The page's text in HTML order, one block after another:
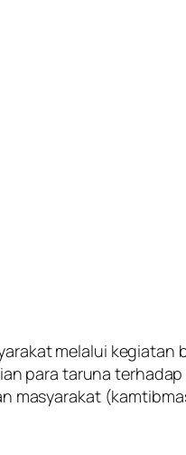
melalui kegiatan
para taruna
masyarakat